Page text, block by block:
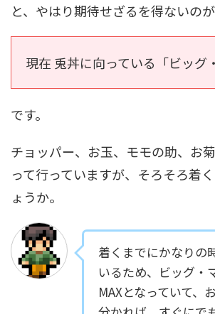
と、やはり期待せざるを得ないのが
現在 兎丼に向っている「ビッグ
です。
チョッパー、お玉、モモの助、お
って行っていますが、そろそろ着
ょうか。
着くまでにかなりの
いるため、ビッグ・
MAXとなっていて、